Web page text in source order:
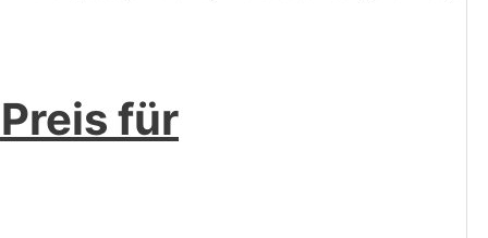
für